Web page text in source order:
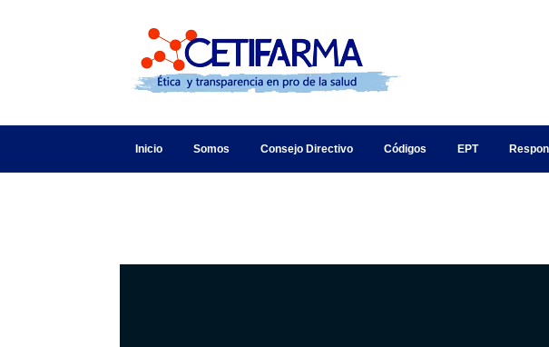
Inicio Somos Consejo Directivo Códigos EPT